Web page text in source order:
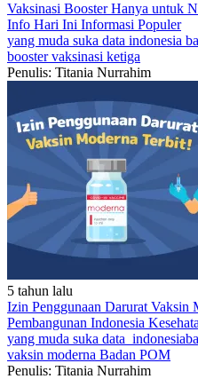
Vaksinasi Booster Hanya untuk
Info Hari Ini Informasi Populer
yang muda suka data indonesia
boostervaksinasi ketiga
Penulis: Titania Nurrahim
5 tahun lalu
Izin Penggunaan Darurat Vaksin
Pembangunan Indonesia
yang muda suka data
vaksin moderna Badan POM
Penulis: Titania Nurrahim